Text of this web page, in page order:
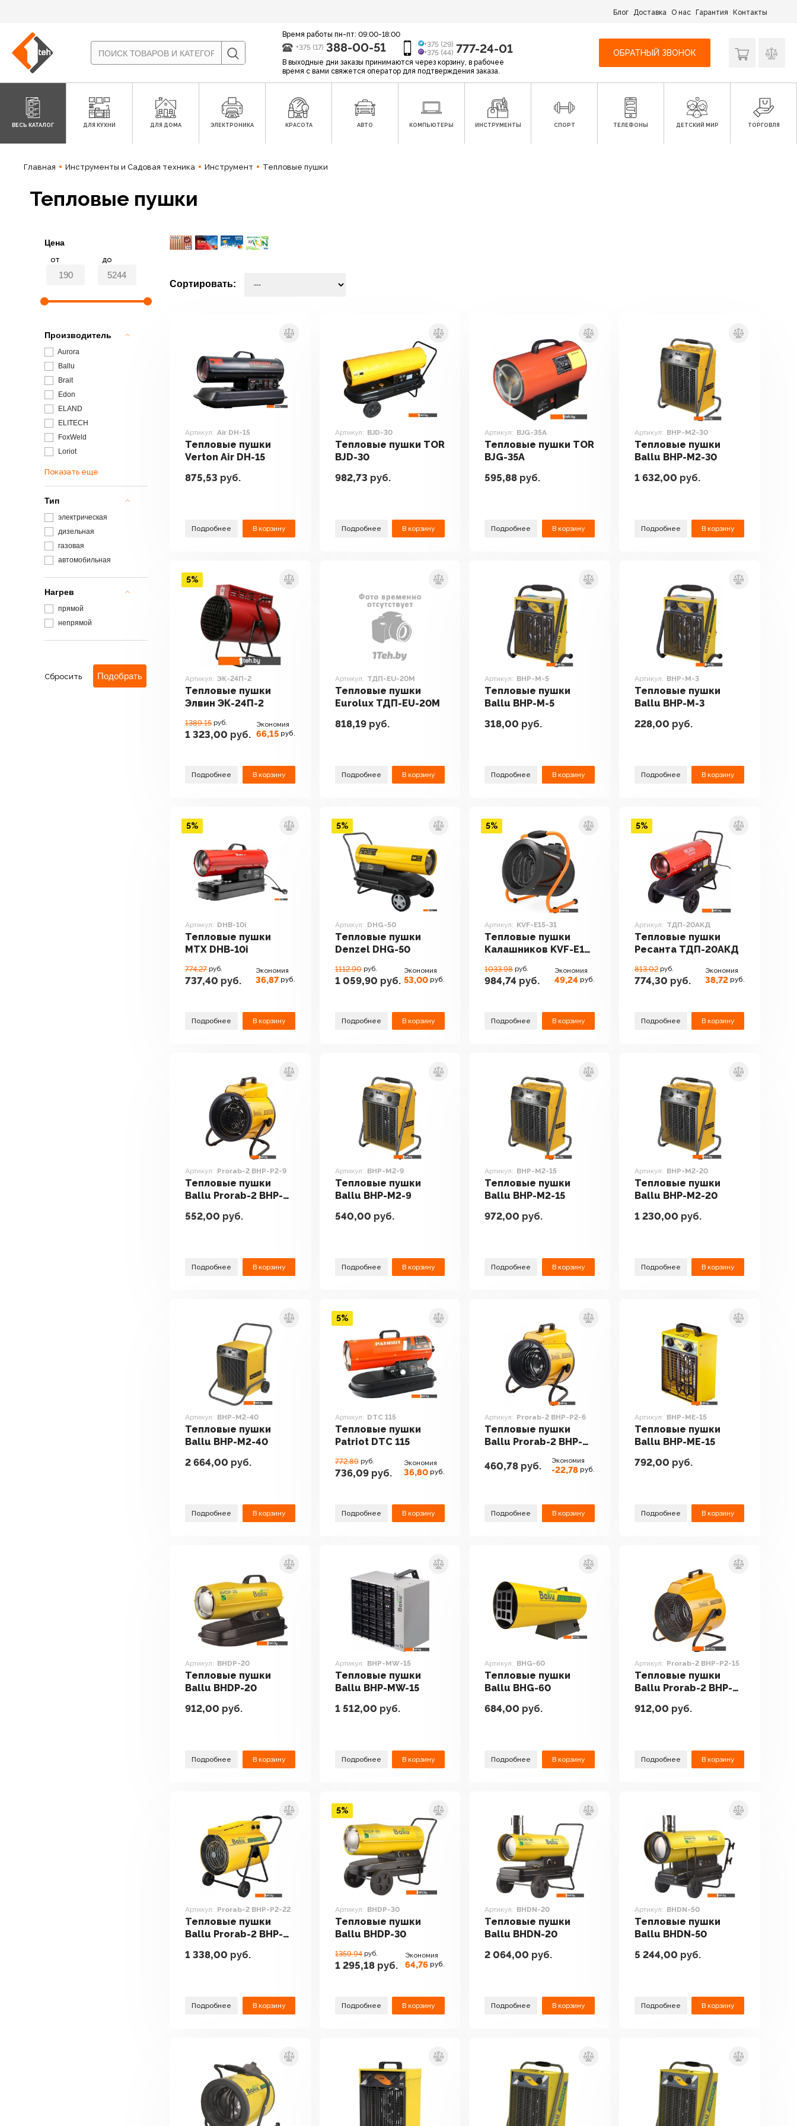
Блог Доставка О нас Гарантия Контакты
Время работы пн-пт: 09:00-18:00
+375 (17) 388-00-51
+375 (29)
+375 (44) 777-24-01
В выходные дни заказы принимаются через корзину, в рабочее
время с вами свяжется оператор для подтверждения заказа.
ОБРАТНЫЙ ЗВОНОК
ВЕСЬ КАТАЛОГ ДЛЯ КУХНИ ДЛЯ ДОМА ЭЛЕКТРОНИКА КРАСОТА АВТО КОМПЬЮТЕРЫ ИНСТРУМЕНТЫ СПОРТ ТЕЛЕФОНЫ ДЕТСКИЙ МИР ТОРГОВЛЯ
Главная Инструменты и Садовая техника Инструмент Тепловые пушки
Тепловые пушки
Цена
от до
Производитель
Aurora
Ballu
Brait
Edon
ELAND
ELITECH
FoxWeld
Loriot
Показать еще
Тип
электрическая
дизельная
газовая
автомобильная
Нагрев
прямой
непрямой
Сбросить
Сортировать:
Артикул: Air DH-15
Тепловые пушки
Verton Air DH-15
875,53 руб.
Подробнее В корзину
Артикул: BJD-30
Тепловые пушки TOR
BJD-30
982,73 руб.
Подробнее В корзину
Артикул: BJG-35A
Тепловые пушки TOR
BJG-35A
595,88 руб.
Подробнее В корзину
Артикул: BHP-M2-30
Тепловые пушки
Ballu BHP-M2-30
1 632,00 руб.
Подробнее В корзину
Артикул: ЭК-24П-2
Тепловые пушки
Элвин ЭК-24П-2
1389.15 руб.
1 323,00 руб.
Экономия
66,15 руб.
Подробнее В корзину
5%
Артикул: ТДП-EU-20М
Тепловые пушки
Eurolux ТДП-EU-20М
818,19руб.
Подробнее В корзину
Артикул: BHP-M-5
Тепловые пушки
Ballu BHP-M-5
318,00 руб.
Подробнее В корзину
Артикул: BHP-M-3
Тепловые пушки
Ballu BHP-M-3
228,00 руб.
Подробнее В корзину
Артикул: DHB-10i
Тепловые пушки
MTX DHB-10i
774.27 руб.
737,40 руб.
Экономия
36,87 руб.
Подробнее В корзину
5%
Артикул: DHG-50
Тепловые пушки
Denzel DHG-50
1112.90 руб.
1 059,90 руб.
Экономия
53,00 руб.
Подробнее В корзину
5%
Артикул: KVF-E15-31
Тепловые пушки
Калашников KVF-E15-
1033.98 руб.
984,74 руб.
Экономия
49,24 руб.
Подробнее В корзину
5%
Артикул: ТДП-20АКД
Тепловые пушки
Ресанта ТДП-20АКД
813.02 руб.
774,30 руб.
Экономия
38,72 руб.
Подробнее В корзину
5%
Артикул: Prorab-2 BHP-P2-9
Тепловые пушки
Ballu Prorab-2 BHP-
552,00 руб.
Подробнее В корзину
Артикул: BHP-M2-9
Тепловые пушки
Ballu BHP-M2-9
540,00 руб.
Подробнее В корзину
Артикул: BHP-M2-15
Тепловые пушки
Ballu BHP-M2-15
972,00 руб.
Подробнее В корзину
Артикул: BHP-M2-20
Тепловые пушки
Ballu BHP-M2-20
1 230,00 руб.
Подробнее В корзину
Артикул: BHP-M2-40
Тепловые пушки
Ballu BHP-M2-40
2 664,00 руб.
Подробнее В корзину
Артикул: DTC 115
Тепловые пушки
Patriot DTC 115
772.89 руб.
736,09руб.
Экономия
36,80 руб.
Подробнее В корзину
5%
Артикул: Prorab-2 BHP-P2-6
Тепловые пушки
Ballu Prorab-2 BHP-
460,78 руб. Экономия
-22,78 руб.
Подробнее В корзину
Артикул: BHP-ME-15
Тепловые пушки
Ballu BHP-ME-15
792,00 руб.
Подробнее В корзину
Артикул: BHDP-20
Тепловые пушки
Ballu BHDP-20
912,00 руб.
Подробнее В корзину
Артикул: BHP-MW-15
Тепловые пушки
Ballu BHP-MW-15
1 512,00 руб.
Подробнее В корзину
Артикул: BHG-60
Тепловые пушки
Ballu BHG-60
684,00 руб.
Подробнее В корзину
Артикул: Prorab-2 BHP-P2-15
Тепловые пушки
Ballu Prorab-2 BHP-
912,00 руб.
Подробнее В корзину
Артикул: Prorab-2 BHP-P2-22
Тепловые пушки
Ballu Prorab-2 BHP-
1 338,00 руб.
Подробнее В корзину
Артикул: BHDP-30
Тепловые пушки
Ballu BHDP-30
1359.94 руб.
1 295,18руб.
Экономия
64,76 руб.
Подробнее В корзину
5%
Артикул: BHDN-20
Тепловые пушки
Ballu BHDN-20
2 064,00 руб.
Подробнее В корзину
Артикул: BHDN-50
Тепловые пушки
Ballu BHDN-50
5 244,00 руб.
Подробнее В корзину